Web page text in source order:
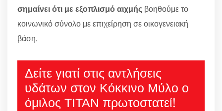
σημαίνει ότι με εξοπλισμό αιχμής βοηθούμε το
κοινωνικό σύνολο με επιχείρηση σε οικογενειακή
βάση.
Δείτε γιατί στις αντλήσεις
υδάτων στον Κόκκινο Μύλο ο
όμιλος ΤΙΤΑΝ πρωτοστατεί!